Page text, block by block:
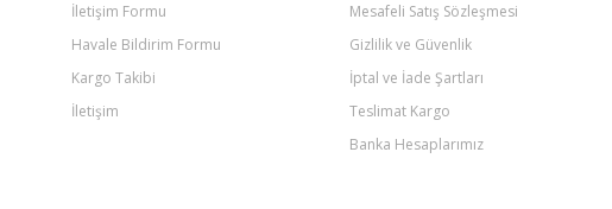
Gönder
İletişim Formu
Havale Bildirim Formu
Kargo Takibi
İletişim
Mesafeli Satış Sözleşmesi
Gizlilik ve Güvenlik
İptal ve İade Şartları
Teslimat Kargo
Banka Hesaplarımız